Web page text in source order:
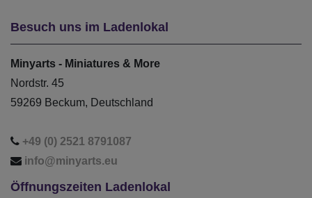
Besuch uns im Ladenlokal
Minyarts - Miniatures & More
Nordstr. 45
59269 Beckum, Deutschland
+49 (0) 2521 8791087
info@minyarts.eu
Öffnungszeiten Ladenlokal